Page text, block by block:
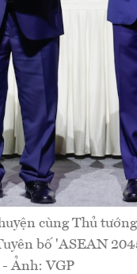
cùng Thủ
bố 'ASEAN
Ảnh: VGP